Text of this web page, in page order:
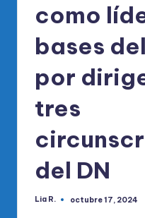
como
bases
por
tres
del DN
Publicado
Lia R. octubre 17, 2024